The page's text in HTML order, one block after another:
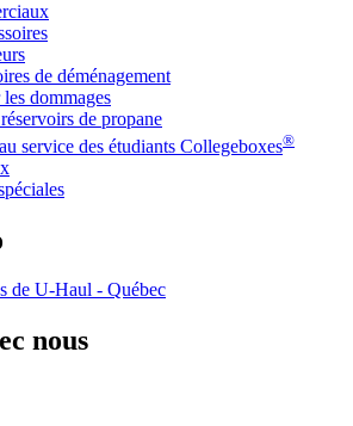
de déménagement
dommages
de propane
service des étudiants Collegeboxes®
de U-Haul - Québec
nous